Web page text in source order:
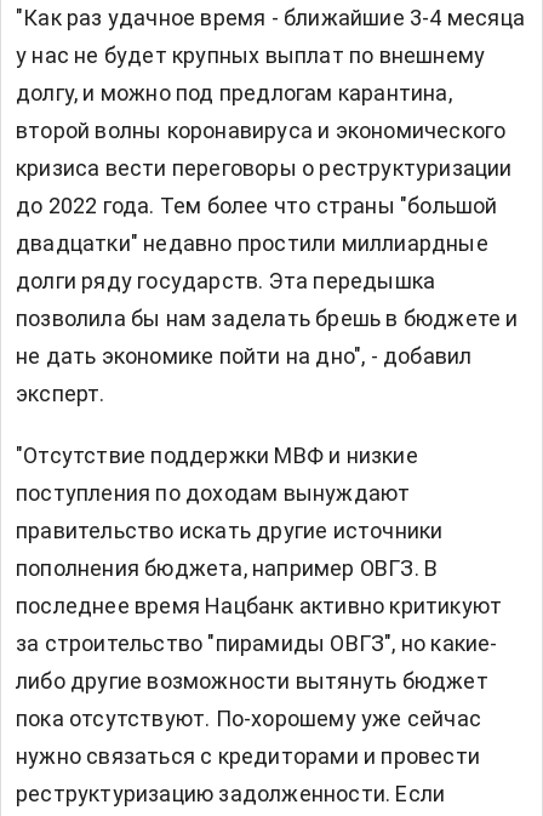
"Как раз удачное время - ближайшие 3-4 месяца
у нас не будет крупных выплат по внешнему
долгу, и можно под предлогам карантина,
второй волны коронавируса и экономического
кризиса вести переговоры о реструктуризации
до 2022 года. Тем более что страны "большой
двадцатки" недавно простили миллиардные
долги ряду государств. Эта передышка
позволила бы нам заделать брешь в бюджете и
не дать экономике пойти на дно", - добавил
эксперт.
"Отсутствие поддержки МВФ и низкие
поступления по доходам вынуждают
правительство искать другие источники
пополнения бюджета, например ОВГЗ. В
последнее время Нацбанк активно критикуют
за строительство "пирамиды ОВГЗ", но какие-
либо другие возможности вытянуть бюджет
пока отсутствуют. По-хорошему уже сейчас
нужно связаться с кредиторами и провести
реструктуризацию задолженности. Если